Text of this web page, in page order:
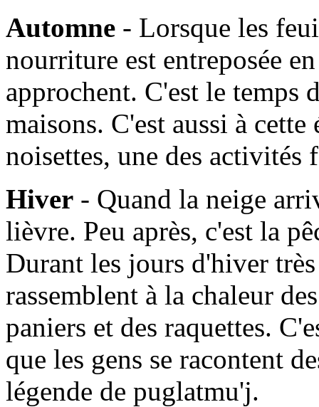
Automne - Lorsque les
nourriture est entreposée
approchent. C'est le temps
maisons. C'est aussi à
noisettes, une des
Hiver - Quand la neige
lièvre. Peu après, c'est la
Durant les jours d'hiver
rassemblent à la chaleur
paniers et des raquettes.
que les gens se racontent
légende de puglatmu'j.